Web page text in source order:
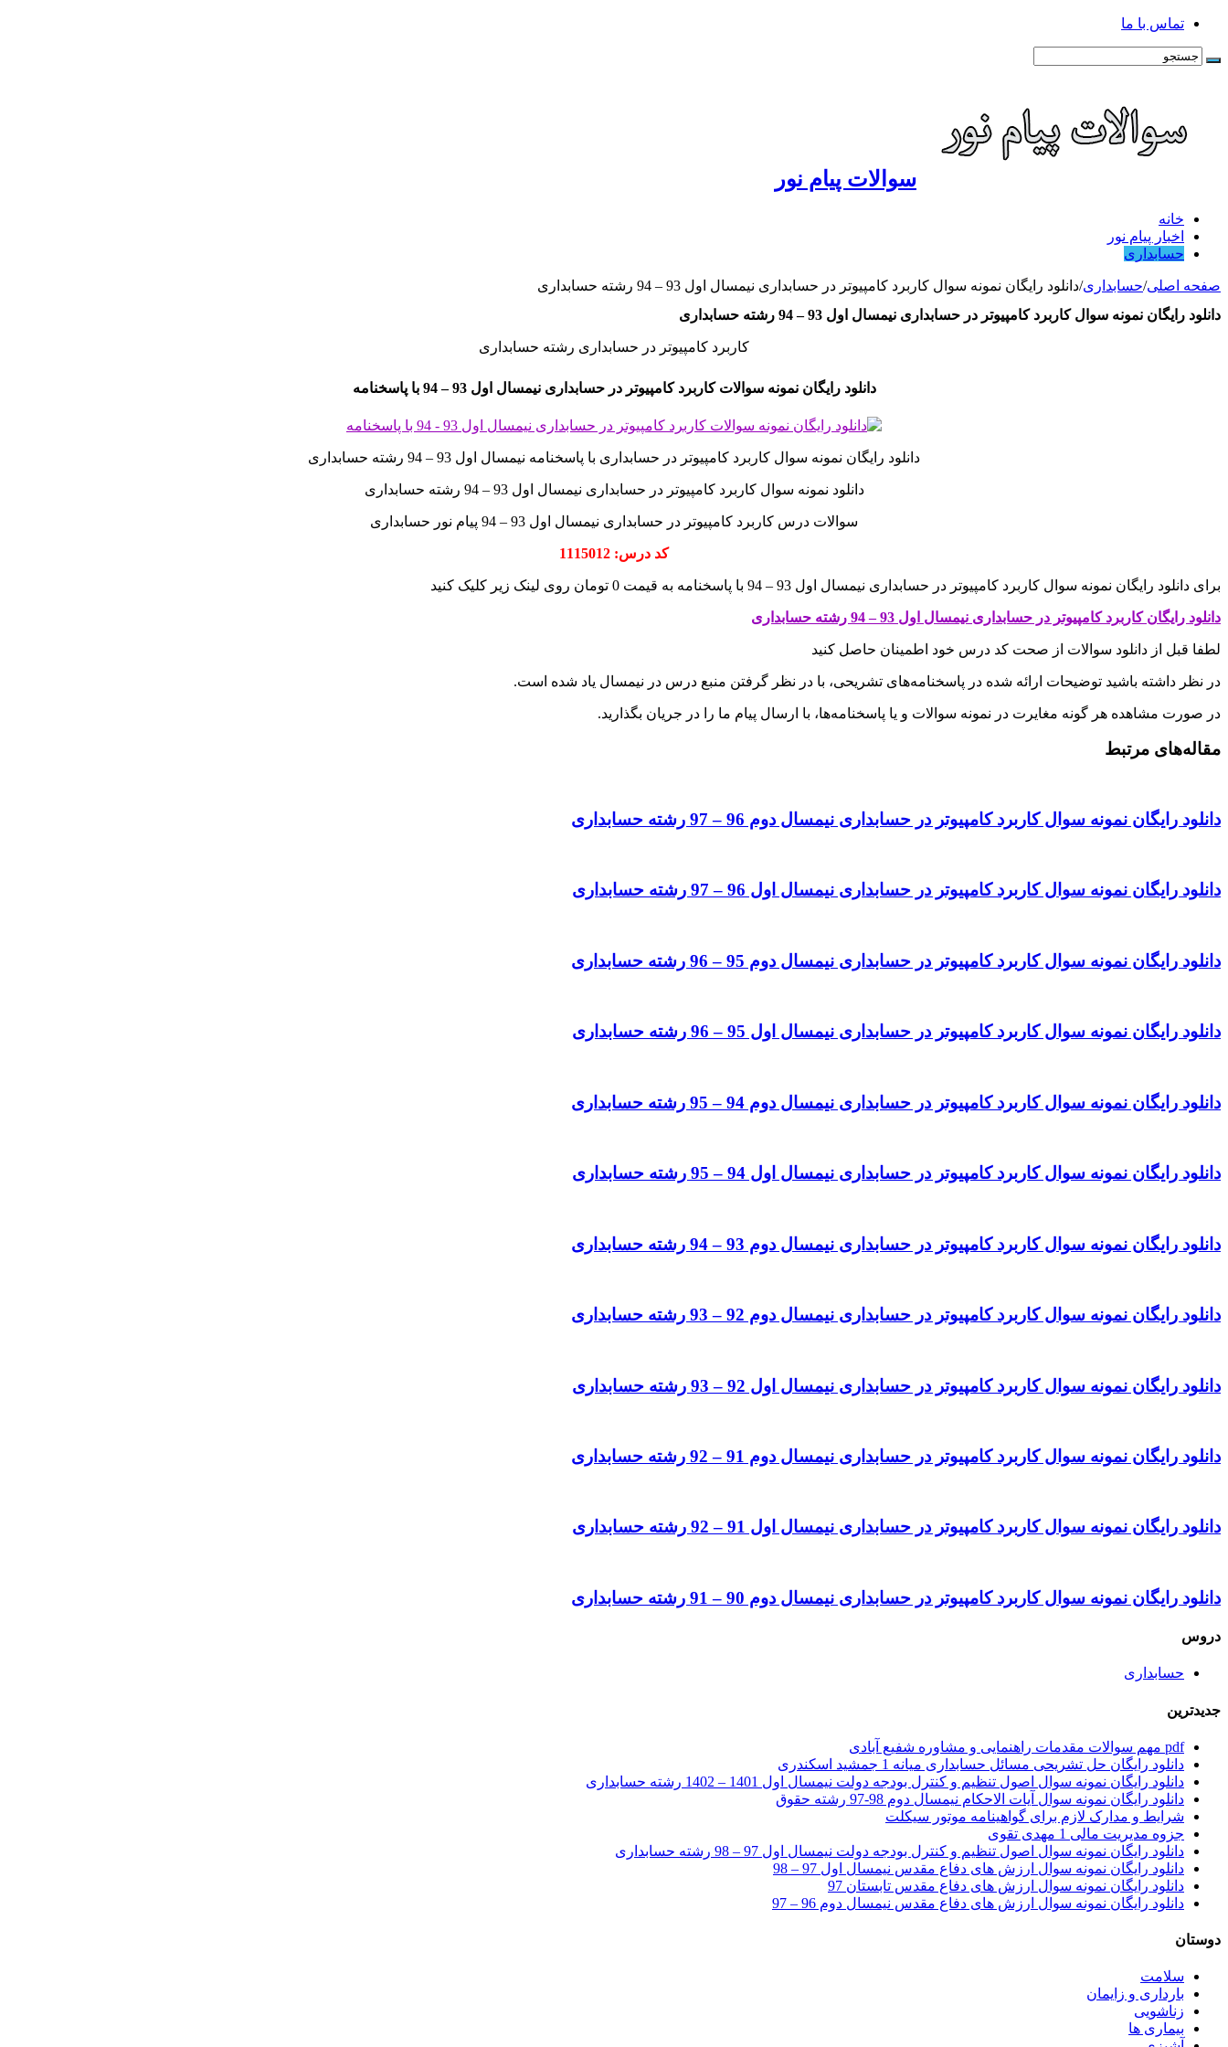
تماس با ما
سوالات پیام نور
خانه
اخبار پیام نور
حسابداری
صفحه اصلی/حسابداری/دانلود رایگان نمونه سوال کاربرد کامپیوتر در حسابداری نیمسال اول 93 – 94 رشته حسابداری
دانلود رایگان نمونه سوال کاربرد کامپیوتر در حسابداری نیمسال اول 93 – 94 رشته حسابداری
کاربرد کامپیوتر در حسابداری رشته حسابداری
دانلود رایگان نمونه سوالات کاربرد کامپیوتر در حسابداری نیمسال اول 93 – 94 با پاسخنامه
دانلود رایگان نمونه سوال کاربرد کامپیوتر در حسابداری با پاسخنامه نیمسال اول 93 – 94 رشته حسابداری
دانلود نمونه سوال کاربرد کامپیوتر در حسابداری نیمسال اول 93 – 94 رشته حسابداری
سوالات درس کاربرد کامپیوتر در حسابداری نیمسال اول 93 – 94 پیام نور حسابداری
کد درس: 1115012
برای دانلود رایگان نمونه سوال کاربرد کامپیوتر در حسابداری نیمسال اول 93 – 94 با پاسخنامه به قیمت 0 تومان روی لینک زیر کلیک کنید
دانلود رایگان کاربرد کامپیوتر در حسابداری نیمسال اول 93 – 94 رشته حسابداری
لطفا قبل از دانلود سوالات از صحت کد درس خود اطمینان حاصل کنید
در نظر داشته باشید توضیحات ارائه شده در پاسخنامه‌های تشریحی، با در نظر گرفتن منبع درس در نیمسال یاد شده است.
در صورت مشاهده هر گونه مغایرت در نمونه سوالات و یا پاسخنامه‌ها، با ارسال پیام ما را در جریان بگذارید.
مقاله‌های مرتبط
دانلود رایگان نمونه سوال کاربرد کامپیوتر در حسابداری نیمسال دوم 96 – 97 رشته حسابداری
دانلود رایگان نمونه سوال کاربرد کامپیوتر در حسابداری نیمسال اول 96 – 97 رشته حسابداری
دانلود رایگان نمونه سوال کاربرد کامپیوتر در حسابداری نیمسال دوم 95 – 96 رشته حسابداری
دانلود رایگان نمونه سوال کاربرد کامپیوتر در حسابداری نیمسال اول 95 – 96 رشته حسابداری
دانلود رایگان نمونه سوال کاربرد کامپیوتر در حسابداری نیمسال دوم 94 – 95 رشته حسابداری
دانلود رایگان نمونه سوال کاربرد کامپیوتر در حسابداری نیمسال اول 94 – 95 رشته حسابداری
دانلود رایگان نمونه سوال کاربرد کامپیوتر در حسابداری نیمسال دوم 93 – 94 رشته حسابداری
دانلود رایگان نمونه سوال کاربرد کامپیوتر در حسابداری نیمسال دوم 92 – 93 رشته حسابداری
دانلود رایگان نمونه سوال کاربرد کامپیوتر در حسابداری نیمسال اول 92 – 93 رشته حسابداری
دانلود رایگان نمونه سوال کاربرد کامپیوتر در حسابداری نیمسال دوم 91 – 92 رشته حسابداری
دانلود رایگان نمونه سوال کاربرد کامپیوتر در حسابداری نیمسال اول 91 – 92 رشته حسابداری
دانلود رایگان نمونه سوال کاربرد کامپیوتر در حسابداری نیمسال دوم 90 – 91 رشته حسابداری
دروس
حسابداری
جدیدترین
pdf مهم سوالات مقدمات راهنمایی و مشاوره شفیع آبادی
دانلود رایگان حل تشریحی مسائل حسابداری میانه 1 جمشید اسکندری
دانلود رایگان نمونه سوال اصول تنظیم و کنترل بودجه دولت نیمسال اول 1401 – 1402 رشته حسابداری
دانلود رایگان نمونه سوال آیات الاحکام نیمسال دوم 98-97 رشته حقوق
شرایط و مدارک لازم برای گواهینامه موتور سیکلت
جزوه مدیریت مالی 1 مهدی تقوی
دانلود رایگان نمونه سوال اصول تنظیم و کنترل بودجه دولت نیمسال اول 97 – 98 رشته حسابداری
دانلود رایگان نمونه سوال ارزش های دفاع مقدس نیمسال اول 97 – 98
دانلود رایگان نمونه سوال ارزش های دفاع مقدس تابستان 97
دانلود رایگان نمونه سوال ارزش های دفاع مقدس نیمسال دوم 96 – 97
دوستان
سلامت
بارداری و زایمان
زناشویی
بیماری ها